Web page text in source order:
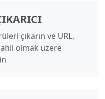
çıkarın ve URL,
olmak üzere